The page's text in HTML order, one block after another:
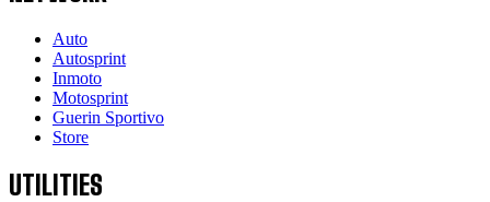
Auto
Autosprint
Inmoto
Motosprint
Guerin Sportivo
Store
UTILITIES